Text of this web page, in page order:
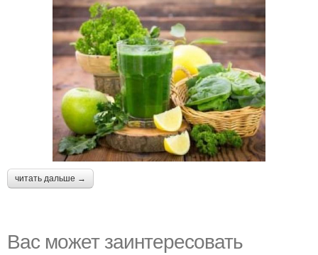
читать дальше →
Вас может заинтересовать